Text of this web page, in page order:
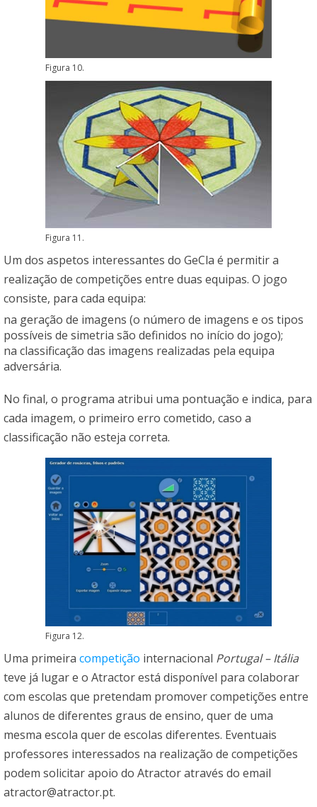
Figura 10.
Figura 11.
Um dos aspetos interessantes do GeCla é permitir a
realização de competições entre duas equipas. O jogo
consiste, para cada equipa:
na geração de imagens (o número de imagens e os tipos
possíveis de simetria são definidos no início do jogo);
na classificação das imagens realizadas pela equipa
adversária.
No final, o programa atribui uma pontuação e indica, para
cada imagem, o primeiro erro cometido, caso a
classificação não esteja correta.
Figura 12.
Uma primeira competição internacional Portugal – Itália
teve já lugar e o Atractor está disponível para colaborar
com escolas que pretendam promover competições entre
alunos de diferentes graus de ensino, quer de uma
mesma escola quer de escolas diferentes. Eventuais
professores interessados na realização de competições
podem solicitar apoio do Atractor através do email
atractor@atractor.pt.